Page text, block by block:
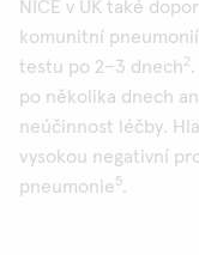
NICE v UK také
komunitní
testu po 2–3 dnech2
po několika dnech
neúčinnost léčby.
vysokou negativní
pneumonie5.